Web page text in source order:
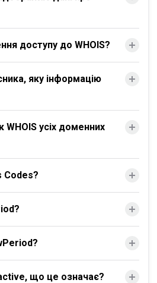
доступу до WHOIS?
яку інформацію
WHOIS усіх доменних
Codes?
що це означає?